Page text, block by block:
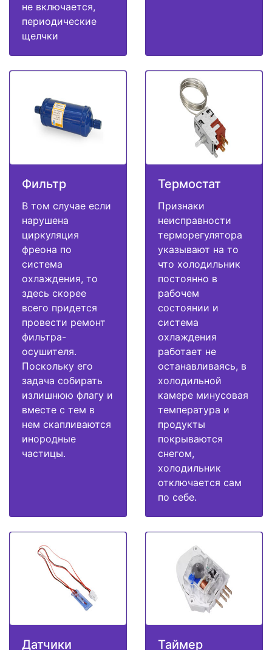
не включается,
периодические
щелчки
Фильтр
В том случае если
нарушена
циркуляция
фреона по
система
охлаждения, то
здесь скорее
всего придется
провести ремонт
фильтра-
осушителя.
Поскольку его
задача собирать
излишнюю флагу и
вместе с тем в
нем скапливаются
инородные
частицы.
Термостат
Признаки
неисправности
терморегулятора
указывают на то
что холодильник
постоянно в
рабочем
состоянии и
система
охлаждения
работает не
останавливаясь, в
холодильной
камере минусовая
температура и
продукты
покрываются
снегом,
холодильник
отключается сам
по себе.
Датчики Таймер